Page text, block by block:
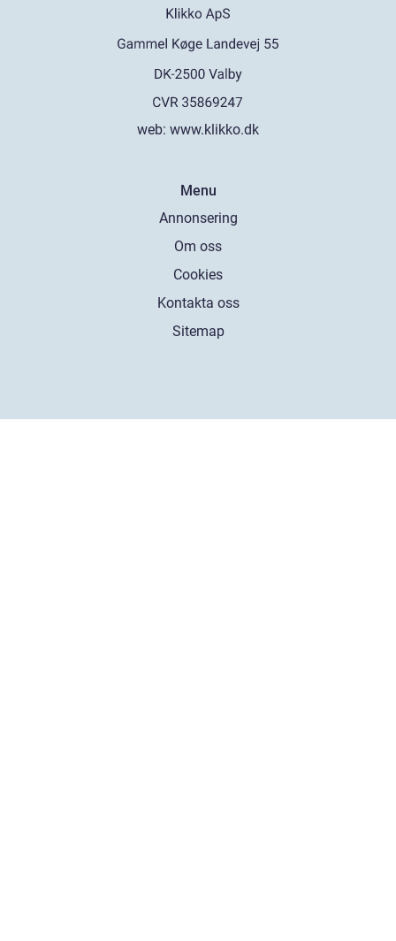
web: www.klikko.dk
Menu
Annonsering
Om oss
Cookies
Kontakta oss
Sitemap